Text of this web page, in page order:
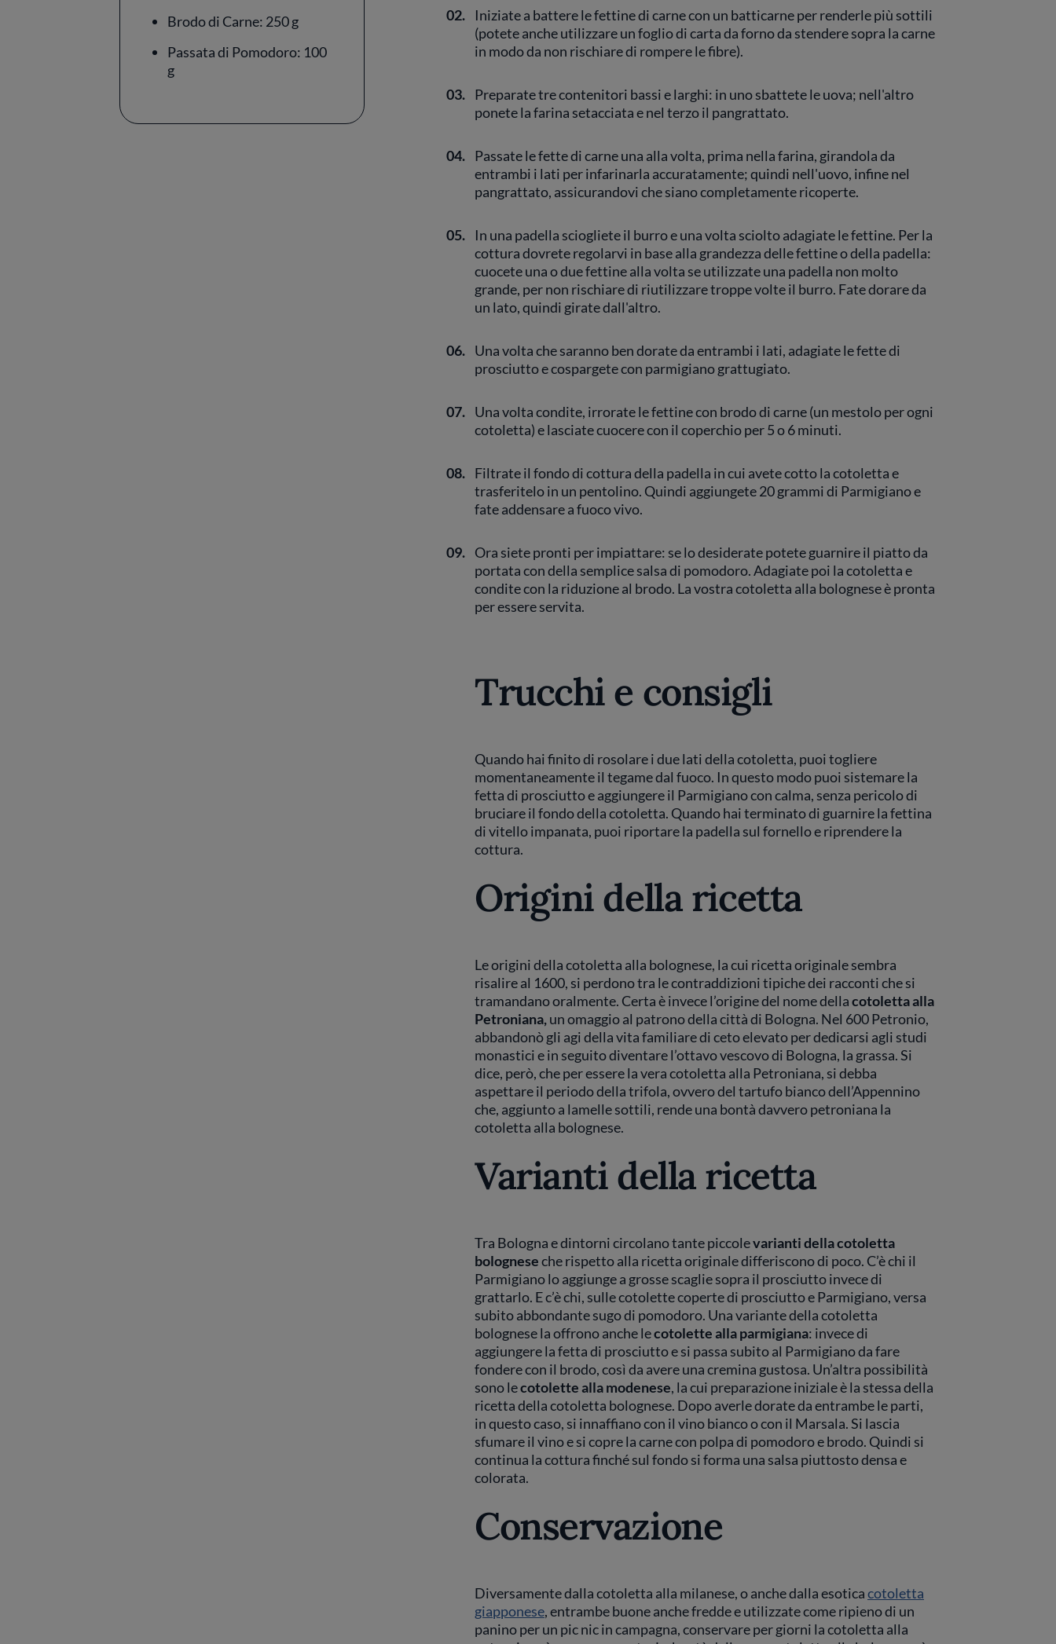
Brodo di Carne: 250 g
Passata di Pomodoro: 100
g
02.
Iniziate a battere le fettine di carne con un batticarne per renderle più sottili
(potete anche utilizzare un foglio di carta da forno da stendere sopra la carne
in modo da non rischiare di rompere le fibre).
03. Preparate tre contenitori bassi e larghi: in uno sbattete le uova; nell'altro
ponete la farina setacciata e nel terzo il pangrattato.
04. Passate le fette di carne una alla volta, prima nella farina, girandola da
entrambi i lati per infarinarla accuratamente; quindi nell'uovo, infine nel
pangrattato, assicurandovi che siano completamente ricoperte.
05.
In una padella sciogliete il burro e una volta sciolto adagiate le fettine. Per la
cottura dovrete regolarvi in base alla grandezza delle fettine o della padella:
cuocete una o due fettine alla volta se utilizzate una padella non molto
grande, per non rischiare di riutilizzare troppe volte il burro. Fate dorare da
un lato, quindi girate dall'altro.
06. Una volta che saranno ben dorate da entrambi i lati, adagiate le fette di
prosciutto e cospargete con parmigiano grattugiato.
07. Una volta condite, irrorate le fettine con brodo di carne (un mestolo per ogni
cotoletta) e lasciate cuocere con il coperchio per 5 o 6 minuti.
08. Filtrate il fondo di cottura della padella in cui avete cotto la cotoletta e
trasferitelo in un pentolino. Quindi aggiungete 20 grammi di Parmigiano e
fate addensare a fuoco vivo.
09. Ora siete pronti per impiattare: se lo desiderate potete guarnire il piatto da
portata con della semplice salsa di pomodoro. Adagiate poi la cotoletta e
condite con la riduzione al brodo. La vostra cotoletta alla bolognese è pronta
per essere servita.
Trucchi e consigli
Quando hai finito di rosolare i due lati della cotoletta, puoi togliere
momentaneamente il tegame dal fuoco. In questo modo puoi sistemare la
fetta di prosciutto e aggiungere il Parmigiano con calma, senza pericolo di
bruciare il fondo della cotoletta. Quando hai terminato di guarnire la fettina
di vitello impanata, puoi riportare la padella sul fornello e riprendere la
cottura.
Origini della ricetta
Le origini della cotoletta alla bolognese, la cui ricetta originale sembra
risalire al 1600, si perdono tra le contraddizioni tipiche dei racconti che si
tramandano oralmente. Certa è invece l’origine del nome dellacotoletta alla
Petroniana, un omaggio al patrono della città di Bologna. Nel 600 Petronio,
abbandonò gli agi della vita familiare di ceto elevato per dedicarsi agli studi
monastici e in seguito diventare l’ottavo vescovo di Bologna, la grassa. Si
dice, però, che per essere la vera cotoletta alla Petroniana, si debba
aspettare il periodo della trifola, ovvero del tartufo bianco dell’Appennino
che, aggiunto a lamelle sottili, rende una bontà davvero petroniana la
cotoletta alla bolognese.
Varianti della ricetta
Tra Bologna e dintorni circolano tante piccolevarianti della cotoletta
bologneseche rispetto alla ricetta originale differiscono di poco. C’è chi il
Parmigiano lo aggiunge a grosse scaglie sopra il prosciutto invece di
grattarlo. E c’è chi, sulle cotolette coperte di prosciutto e Parmigiano, versa
subito abbondante sugo di pomodoro. Una variante della cotoletta
bolognese la offrono anche lecotolette alla parmigiana: invece di
aggiungere la fetta di prosciutto e si passa subito al Parmigiano da fare
fondere con il brodo, così da avere una cremina gustosa. Un’altra possibilità
sono lecotolette alla modenese, la cui preparazione iniziale è la stessa della
ricetta della cotoletta bolognese. Dopo averle dorate da entrambe le parti,
in questo caso, si innaffiano con il vino bianco o con il Marsala. Si lascia
sfumare il vino e si copre la carne con polpa di pomodoro e brodo. Quindi si
continua la cottura finché sul fondo si forma una salsa piuttosto densa e
colorata.
Conservazione
Diversamente dalla cotoletta alla milanese, o anche dalla esoticacotoletta
giapponese, entrambe buone anche fredde e utilizzate come ripieno di un
panino per un pic nic in campagna, conservare per giorni la cotoletta alla